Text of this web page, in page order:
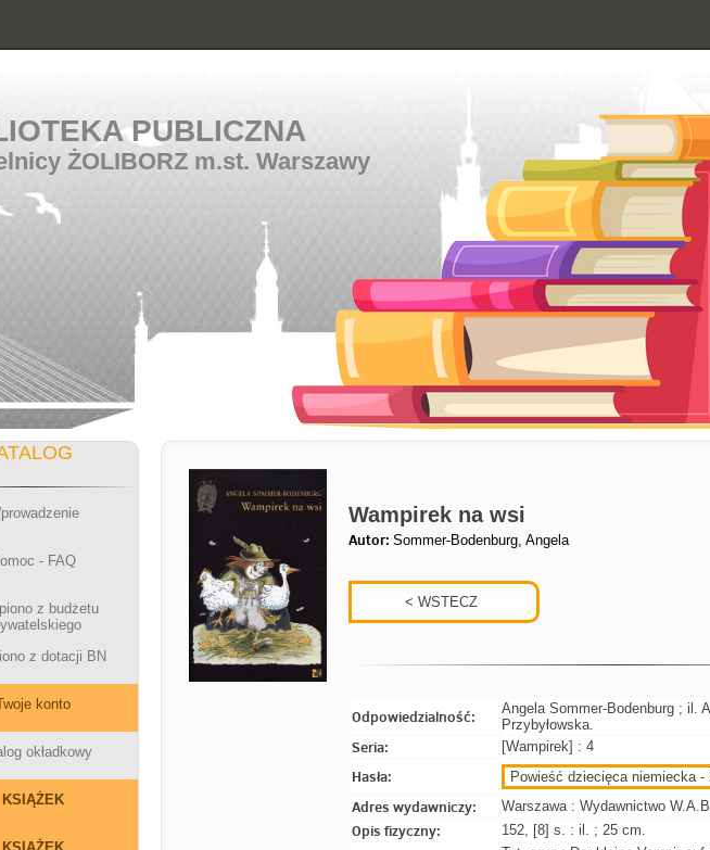
PUBLICZNA
ŻOLIBORZ m.st. Warszawy
- FAQ
z budżetu
z dotacji BN
konto
okładkowy
KSIĄŻEK
Wampirek na wsi
Autor: Sommer-Bodenburg, Angela
Odpowiedzialność:
Angela Sommer-Bodenburg ; il.
Przybyłowska.
Seria: [Wampirek] : 4
Hasła: Powieść dziecięca niemiecka -
Adres wydawniczy: Warszawa : Wydawnictwo
Opis fizyczny: 152, [8] s. : il. ; 25 cm.